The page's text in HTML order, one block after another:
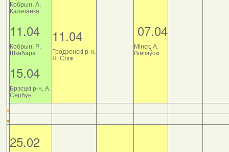
Кобрын, А.
Кальчанка
11.04
Кобрын, Р.
Шкабара
15.04
Брэсцкі р-н, А.
Сербун
11.04
Гродзенскі р-н,
Я. Сліж
07.04
Мінск, А.
Вінчэўскі
25.02